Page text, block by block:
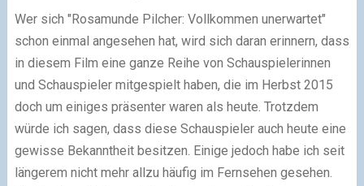
Wer sich "Rosamunde Pilcher: Vollkommen unerwartet"
schon einmal angesehen hat, wird sich daran erinnern, dass
in diesem Film eine ganze Reihe von Schauspielerinnen
und Schauspieler mitgespielt haben, die im Herbst 2015
doch um einiges präsenter waren als heute. Trotzdem
würde ich sagen, dass diese Schauspieler auch heute eine
gewisse Bekanntheit besitzen. Einige jedoch habe ich seit
längerem nicht mehr allzu häufig im Fernsehen gesehen.